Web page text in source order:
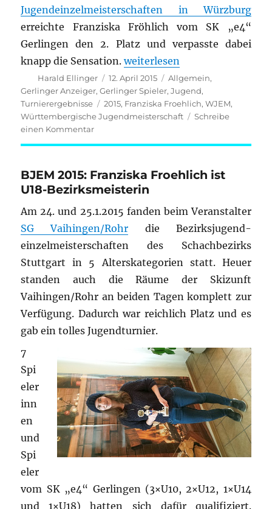
Jugendeinzelmeisterschaften in Würzburg
erreichte Franziska Fröhlich vom SK „e4“
Gerlingen den 2. Platz und verpasste dabei
knapp die Sensation.„Württembergische
weiterlesen
Autor
Harald Ellinger
Veröffentlicht
am
12. April 2015 Kategorien
Allgemein,
Gerlinger Anzeiger,Gerlinger Spieler,Jugend,
Turnierergebnisse
Schlagwörter
2015, Franziska Froehlich,WJEM,
Württembergische Jugendmeisterschaft
Schreibe
einen Kommentarzu
Württembergische
BJEM 2015: Franziska Froehlich ist
U18-Bezirksmeisterin
Am 24. und 25.1.2015 fanden beim Veranstalter
SG Vaihingen/Rohr die Bezirksjugend-
einzelmeisterschaften des Schachbezirks
Stuttgart in 5 Alterskategorien statt. Heuer
standen auch die Räume der Skizunft
Vaihingen/Rohr an beiden Tagen komplett zur
Verfügung. Dadurch war reichlich Platz und es
gab ein tolles Jugendturnier.
7
Spi
eler
inn
en
und
Spi
eler
vom SK „e4“ Gerlingen (3×U10, 2×U12, 1×U14
und 1×U18) hatten sich dafür qualifiziert.